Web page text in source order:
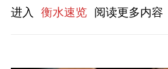
进入 衡水速览 阅读更多内容